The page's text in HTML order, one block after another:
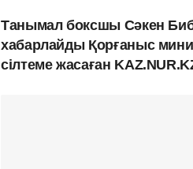
Танымал боксшы Сәкен
хабарлайды Қорғаныс
сілтеме жасаған